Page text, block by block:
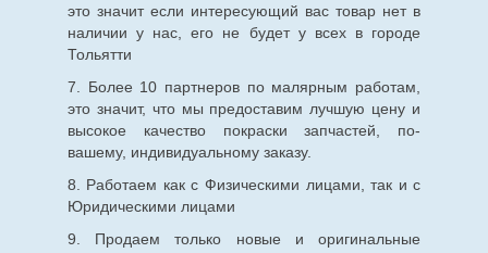
это значит если интересующий вас товар нет в
наличии у нас, его не будет у всех в городе
Тольятти
7. Более 10 партнеров по малярным работам,
это значит, что мы предоставим лучшую цену и
высокое качество покраски запчастей, по-
вашему, индивидуальному заказу.
8. Работаем как с Физическими лицами, так и с
Юридическими лицами
9. Продаем только новые и оригинальные